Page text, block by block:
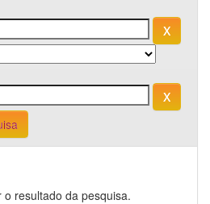
resultado da pesquisa.